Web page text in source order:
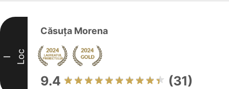
I Loc
Căsuța Morena
9.4 (31)